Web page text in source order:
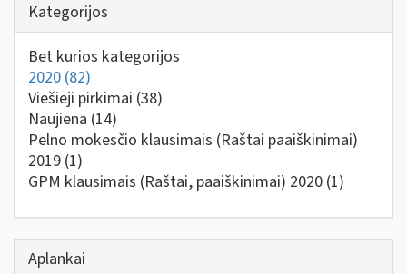
Kategorijos
Bet kurios kategorijos
2020 (82)
Viešieji pirkimai (38)
Naujiena (14)
Pelno mokesčio klausimais (Raštai paaiškinimai)
2019 (1)
GPM klausimais (Raštai, paaiškinimai) 2020 (1)
Aplankai